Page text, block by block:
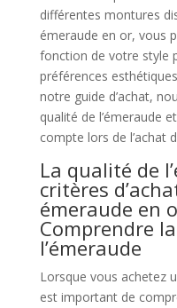
différentes montures
émeraude en or, vous
fonction de votre style
préférences
notre guide d’achat,
qualité de l’émeraude
compte lors de l’achat
La qualité de
critères
émeraude en
Comprendre
l’émeraude
Lorsque vous achetez
est important de